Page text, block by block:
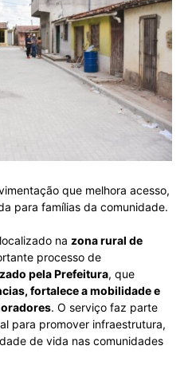
que melhora acesso,
para famílias da comunidade.
na zona rural de
processo de
pela Prefeitura, que
fortalece a mobilidade e
. O serviço faz parte
para promover infraestrutura,
de vida nas comunidades